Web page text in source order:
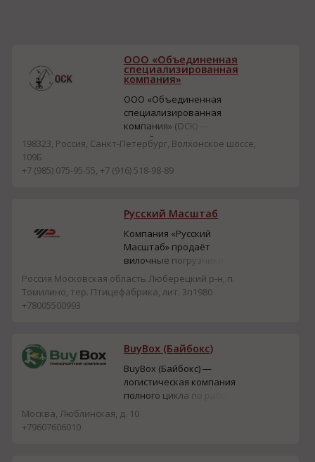
ООО «Объединенная
специализированная
компания»
ООО «Объединенная
специализированная
компания» (ОСК) —
российская компания,
работающая на рынке
грузоподъемного
оборудования с 2014
проектирования и
изготовления до
монтажа, ремонта и
сервисного
обслуживания кранов,
тельферов и...
198323, Россия, Санкт-Петербург, Волхонское шоссе,
109Б
+7 (985) 075-95-55, +7 (916) 518-98-89
Русский Масштаб
Компания «Русский
Масштаб» продаёт
вилочные погрузчики
(дизель, электричество,
бензин, газ) от брендов
Heli, JAC, Hangcha, CHL и
для складов, площадок и
стройобъектов. В
ассортименте также
штабелёры, электропо...
Россия Московская область Люберецкий р-н, п.
Томилино, тер. Птицефабрика, лит. 3п1980
+78005500993
BuyBox (Байбокс)
BuyBox (Байбокс) —
логистическая компания
полного цикла по работе
с Китаем, оказывающая
услуги доставки товаров
Москва, Люблинская, д. 10
+79607606010